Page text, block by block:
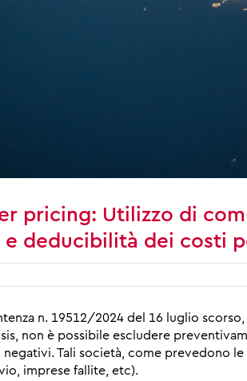
pricing: Utilizzo di
e deducibilità dei costi
n. 19512/2024 del 16 luglio
non è possibile escludere
Tali società, come prevedono le
imprese fallite, etc).